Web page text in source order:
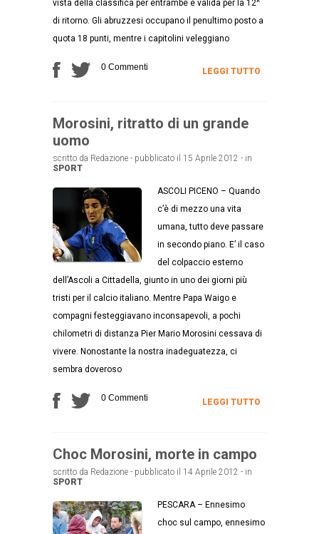
vista della classifica per entrambe e valida per la 12^
di ritorno. Gli abruzzesi occupano il penultimo posto a
quota 18 punti, mentre i capitolini veleggiano
0 Commenti LEGGI TUTTO
Morosini, ritratto di un grande
uomo
scritto da Redazione - pubblicato il 15 Aprile 2012 - in
SPORT
ASCOLI PICENO – Quando
c’è di mezzo una vita
umana, tutto deve passare
in secondo piano. E’ il caso
del colpaccio esterno
dell’Ascoli a Cittadella, giunto in uno dei giorni più
tristi per il calcio italiano. Mentre Papa Waigo e
compagni festeggiavano inconsapevoli, a pochi
chilometri di distanza Pier Mario Morosini cessava di
vivere. Nonostante la nostra inadeguatezza, ci
sembra doveroso
0 Commenti LEGGI TUTTO
Choc Morosini, morte in campo
scritto da Redazione - pubblicato il 14 Aprile 2012 - in
SPORT
PESCARA – Ennesimo
choc sul campo, ennesimo